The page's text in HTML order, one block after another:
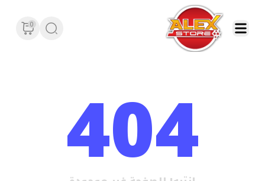
0
404